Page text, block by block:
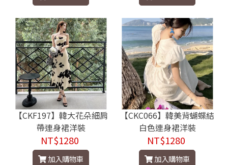
【CKF197】韓大花朵細肩
帶連身裙洋裝
NT$1280
加入購物車
【CKC066】韓美背蝴蝶結
白色連身裙洋裝
NT$1280
加入購物車